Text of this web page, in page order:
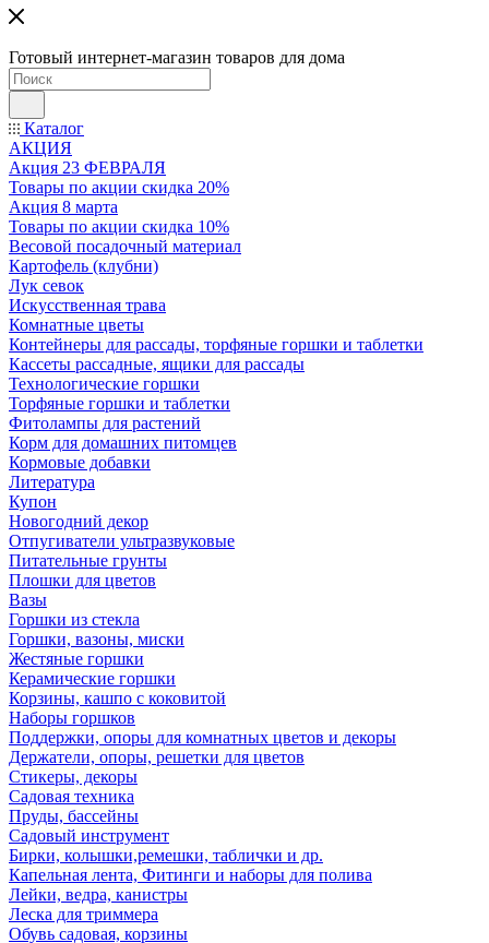
Готовый интернет-магазин товаров для дома
Каталог
АКЦИЯ
Акция 23 ФЕВРАЛЯ
Товары по акции скидка 20%
Акция 8 марта
Товары по акции скидка 10%
Весовой посадочный материал
Картофель (клубни)
Лук севок
Искусственная трава
Комнатные цветы
Контейнеры для рассады, торфяные горшки и таблетки
Кассеты рассадные, ящики для рассады
Технологические горшки
Торфяные горшки и таблетки
Фитолампы для растений
Корм для домашних питомцев
Кормовые добавки
Литература
Купон
Новогодний декор
Отпугиватели ультразвуковые
Питательные грунты
Плошки для цветов
Вазы
Горшки из стекла
Горшки, вазоны, миски
Жестяные горшки
Керамические горшки
Корзины, кашпо с коковитой
Наборы горшков
Поддержки, опоры для комнатных цветов и декоры
Держатели, опоры, решетки для цветов
Стикеры, декоры
Садовая техника
Пруды, бассейны
Садовый инструмент
Бирки, колышки,ремешки, таблички и др.
Капельная лента, Фитинги и наборы для полива
Лейки, ведра, канистры
Леска для триммера
Обувь садовая, корзины